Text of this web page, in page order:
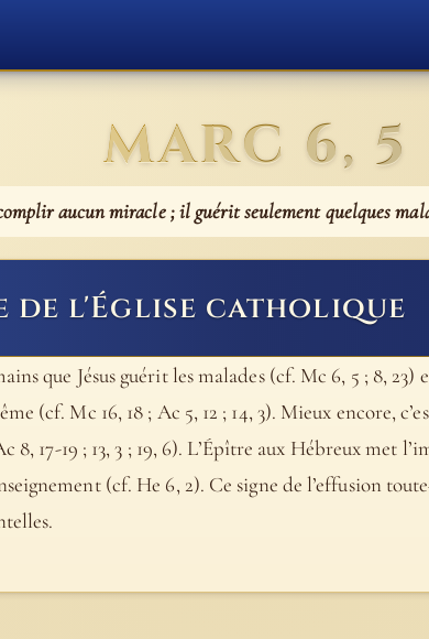
MARC 6, 5
aucun miracle ; il guérit seulement quelques
de l'Église catholique
que Jésus guérit les malades (cf. Mc 6, 5 ; 8,
(cf. Mc 16, 18 ; Ac 5, 12 ; 14, 3). Mieux encore,
8, 17-19 ; 13, 3 ; 19, 6). L’Épître aux Hébreux met
(cf. He 6, 2). Ce signe de l’effusion